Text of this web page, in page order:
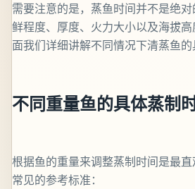
需要注意的是，蒸鱼时间并不是绝
鲜程度、厚度、火力大小以及海拔
面我们详细讲解不同情况下清蒸鱼的
不同重量鱼的具体蒸制
根据鱼的重量来调整蒸制时间是最
常见的参考标准：